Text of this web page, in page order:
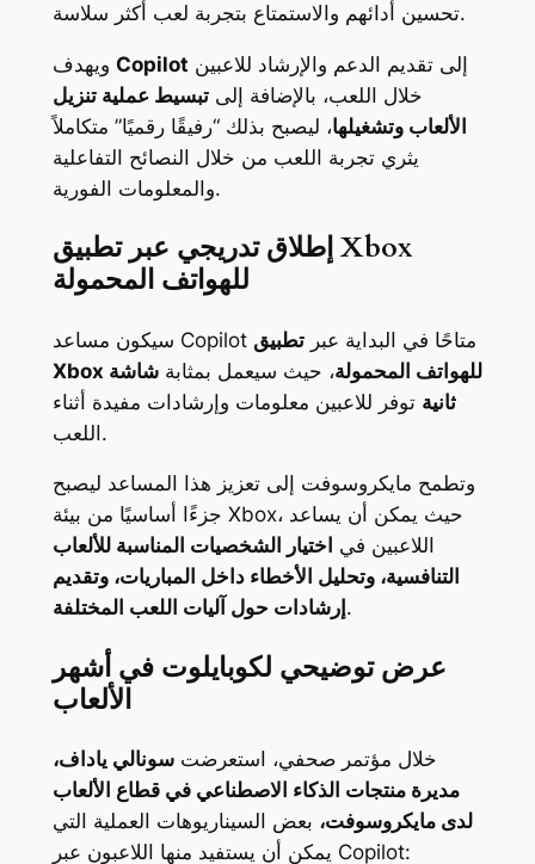
تحسين أدائهم والاستمتاع بتجربة لعب أكثر سلاسة.
Copilot
خلال اللعب، بالإضافة إلىتبسيط عملية تنزيل
الألعاب وتشغيلها، ليصبح بذلك “رفيقًا رقميًا” متكاملاً
يثري تجربة اللعب من خلال النصائح التفاعلية
والمعلومات الفورية.
إطلاق تدريجي عبر تطبيق Xbox
للهواتف المحمولة
سيكون مساعد Copilot متاحًا في البداية عبرتطبيق
Xbox للهواتف المحمولة، حيث سيعمل بمثابةشاشة
ثانية توفر للاعبين معلومات وإرشادات مفيدة أثناء
اللعب.
وتطمح مايكروسوفت إلى تعزيز هذا المساعد ليصبح
جزءًا أساسيًا من بيئة Xbox، حيث يمكن أن يساعد
اللاعبين في اختيار الشخصيات المناسبة للألعاب
التنافسية، وتحليل الأخطاء داخل المباريات، وتقديم
إرشادات حول آليات اللعب المختلفة.
عرض توضيحي لكوبايلوت في أشهر
الألعاب
خلال مؤتمر صحفي، استعرضتسونالي ياداف،
مديرة منتجات الذكاء الاصطناعي في قطاع الألعاب
لدى مايكروسوفت، بعض السيناريوهات العملية التي
يمكن أن يستفيد منها اللاعبون عبر Copilot: